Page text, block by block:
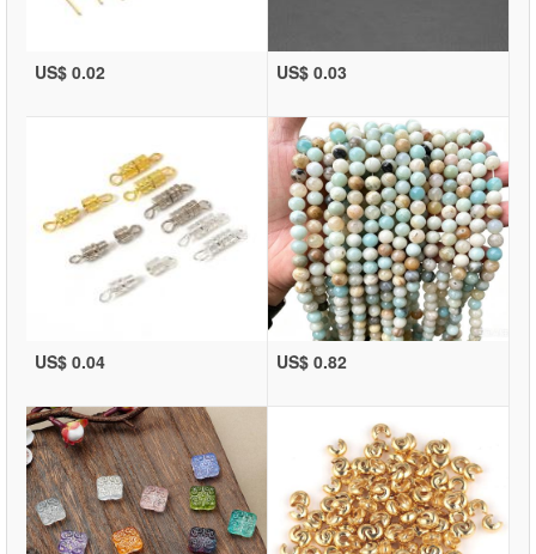
US$ 0.02 US$ 0.03
US$ 0.04 US$ 0.82